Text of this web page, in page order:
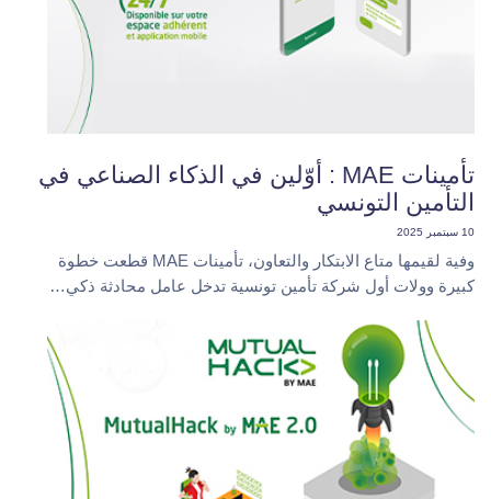
تأمينات MAE : أوّلين في الذكاء الصناعي في
التأمين التونسي
10 سبتمبر 2025
وفية لقيمها متاع الابتكار والتعاون، تأمينات MAE
قطعت خطوة
كبيرة وولات أول شركة تأمين تونسية تدخل عامل محادثة ذكي…